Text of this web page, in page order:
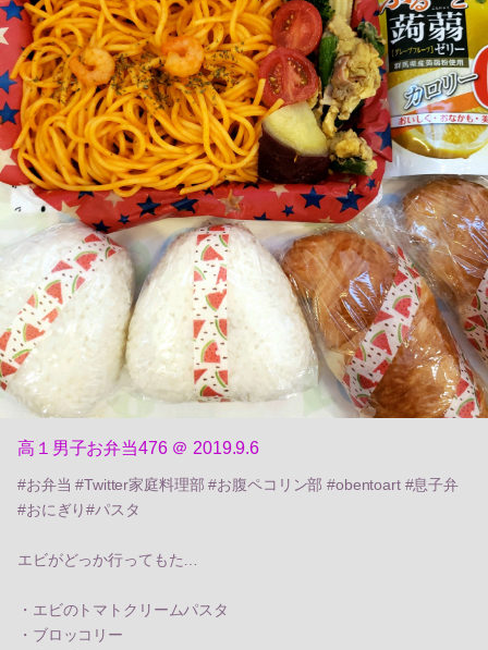
高１男子お弁当476 ＠ 2019.9.6
#お弁当 #Twitter家庭料理部 #お腹ペコリン部 #obentoart #息子弁
#おにぎり#パスタ
エビがどっか行ってもた…
・エビのトマトクリームパスタ
・ブロッコリー